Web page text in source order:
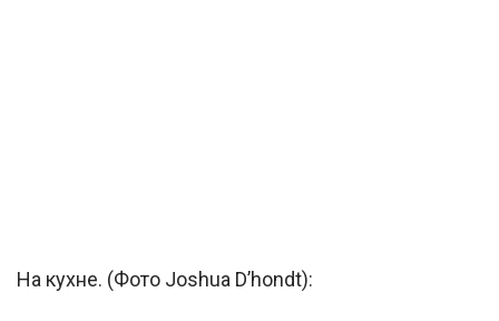
На кухне. (Фото Joshua D’hondt):